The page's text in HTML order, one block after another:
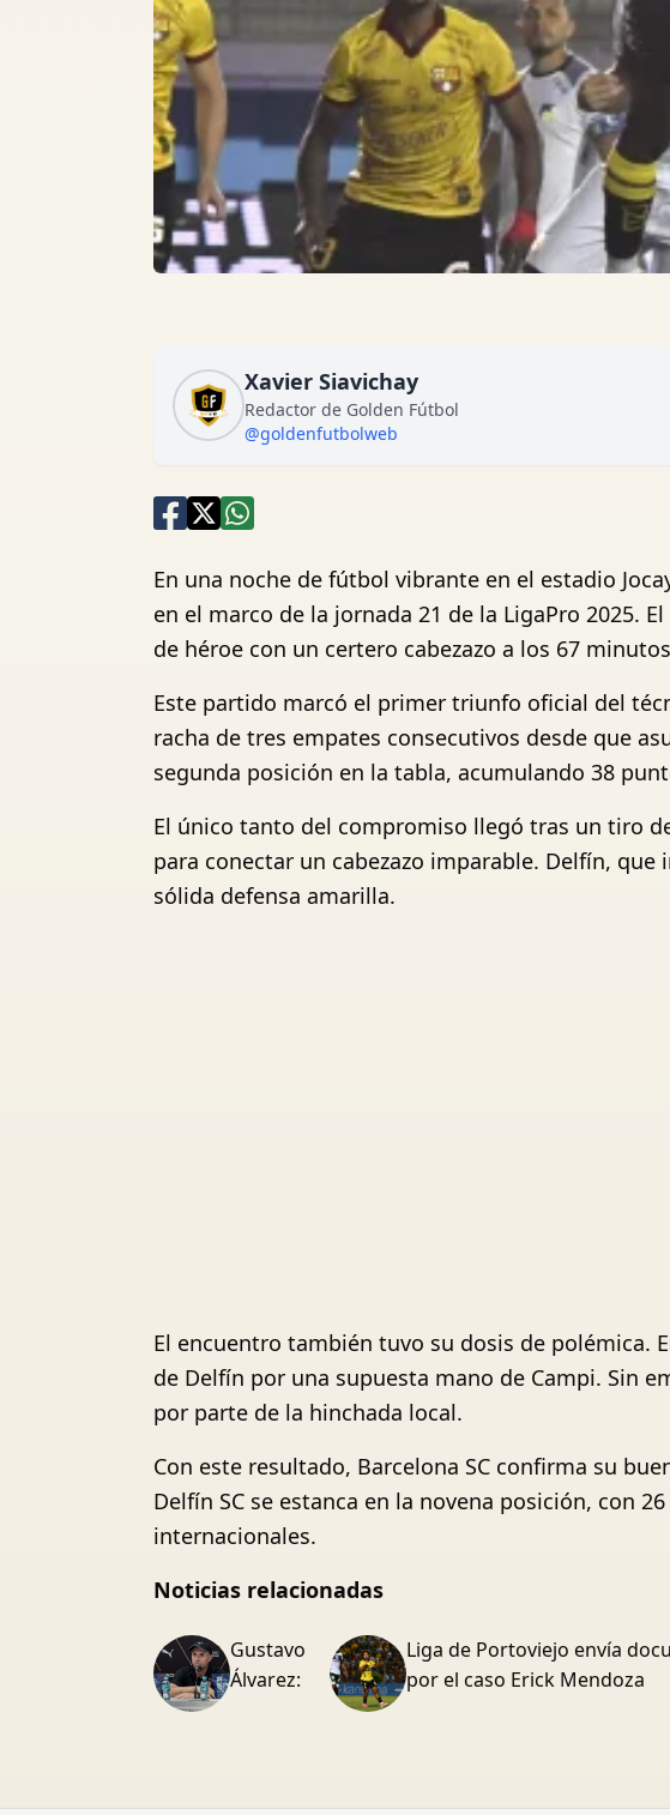
Xavier Siavichay
Redactor de Golden Fútbol
@goldenfutbolweb
En una noche de fútbol vibrante en el estadio
en el marco de la jornada 21 de la LigaPro 2025.
de héroe con un certero cabezazo a los 67
Este partido marcó el primer triunfo oficial del
racha de tres empates consecutivos desde que
segunda posición en la tabla, acumulando 38
El único tanto del compromiso llegó tras un tiro
para conectar un cabezazo imparable. Delfín,
sólida defensa amarilla.
El encuentro también tuvo su dosis de polémica.
de Delfín por una supuesta mano de Campi. Sin
por parte de la hinchada local.
Con este resultado, Barcelona SC confirma su
Delfín SC se estanca en la novena posición, con
internacionales.
Noticias relacionadas
Gustavo
Álvarez:
Liga de Portoviejo envía
por el caso Erick Mendoza